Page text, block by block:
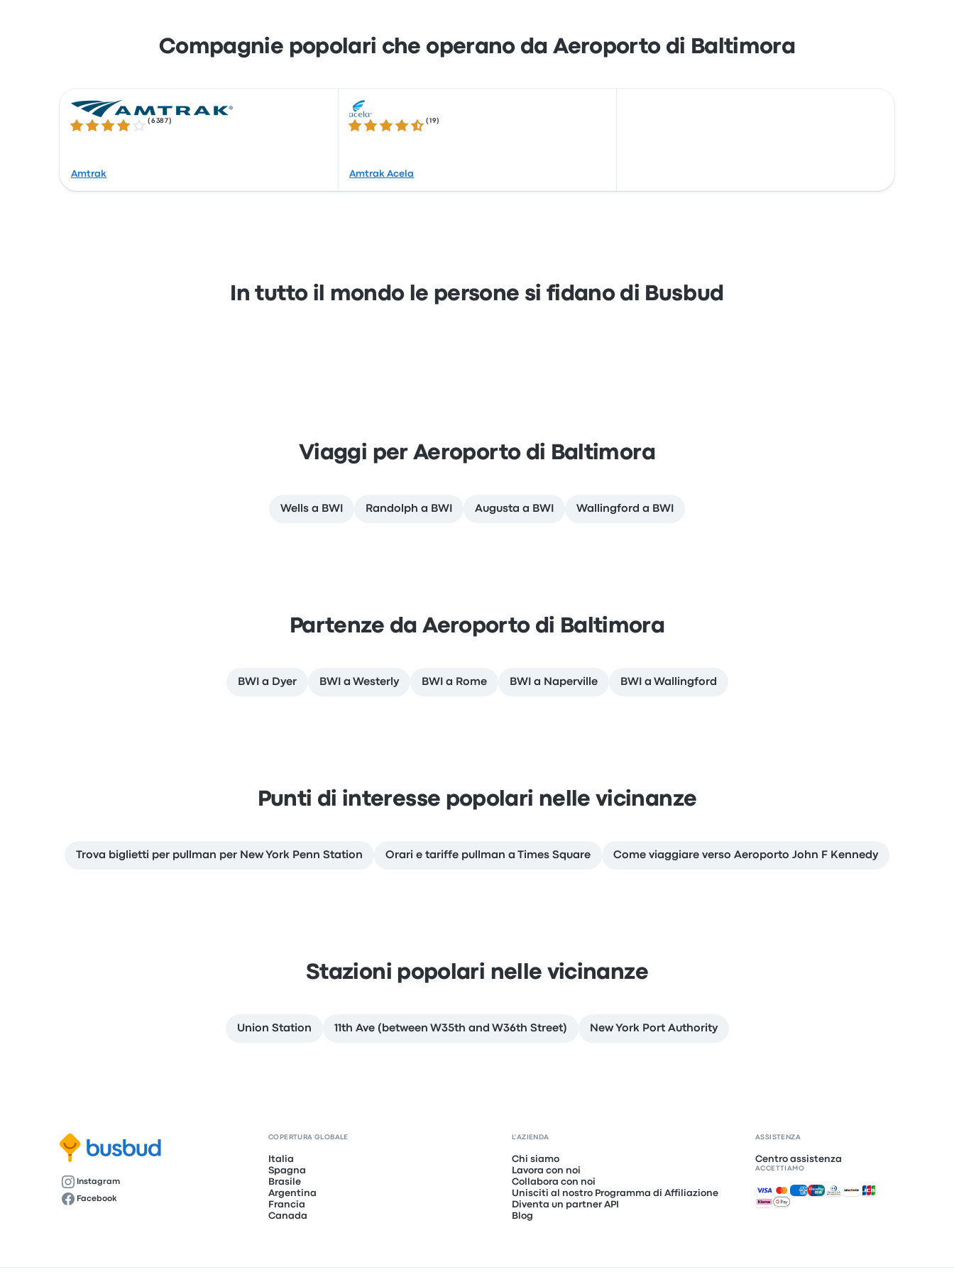
Compagnie popolari che operano da Aeroporto di Baltimora
4.1 su 5 stelle ( 6387 )
Amtrak
4.4 su 5 stelle ( 19 )
Amtrak Acela
In tutto il mondo le persone si fidano di Busbud
Viaggi per Aeroporto di Baltimora
Wells a BWI Randolph a BWI Augusta a BWI Wallingford a BWI
Partenze da Aeroporto di Baltimora
BWI a Dyer BWI a Westerly BWI a Rome BWI a Naperville BWI a Wallingford
Punti di interesse popolari nelle vicinanze
Trova biglietti per pullman per New York Penn Station Orari e tariffe pullman a Times Square Come viaggiare verso Aeroporto John F Kennedy
Stazioni popolari nelle vicinanze
Union Station 11th Ave (between W35th and W36th Street) New York Port Authority
Instagram
Facebook
COPERTURA GLOBALE
Italia
Spagna
Brasile
Argentina
Francia
Canada
L'AZIENDA
Chi siamo
Lavora con noi
Collabora con noi
Unisciti al nostro Programma di Affiliazione
Diventa un partner API
Blog
ASSISTENZA
Centro assistenza
ACCETTIAMO
Pagamenti accettati